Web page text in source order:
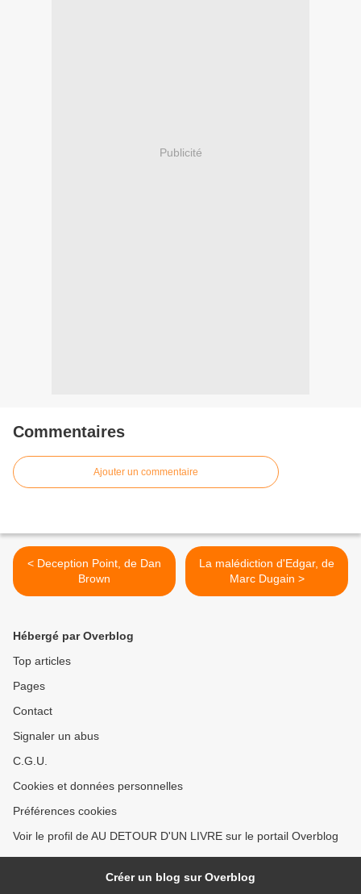
Publicité
Commentaires
Ajouter un commentaire
< Deception Point, de Dan
Brown
La malédiction d'Edgar, de
Marc Dugain >
Hébergé par Overblog
Top articles
Pages
Contact
Signaler un abus
C.G.U.
Cookies et données personnelles
Préférences cookies
Voir le profil de AU DETOUR D'UN LIVRE sur le portail Overblog
Créer un blog sur Overblog